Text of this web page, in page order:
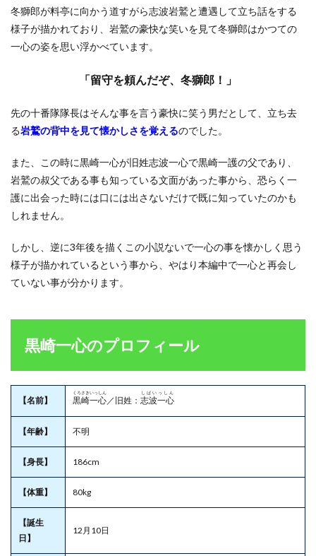
冬獅郎が料亭に向かう道すがら志波岩鷲と遭遇して立ち話をする
様子が描かれており、岩鷲の豪快な笑いを見て冬獅郎はかつての
一心の姿を思い浮かべています。
「留守を頼んだぞ、冬獅郎！」
先の十番隊隊長はそんな事を言う豪快に笑う男だとして、立ち去
る岩鷲の背中を見て懐かしさを覚えるのでした。
また、この時に黒崎一心が旧姓志波一心で黒崎一護の父であり、
岩鷲の叔父である事も知っている文面があった事から、恐らく一
護に出会った時には口には出さないだけで既に知っていたのかも
しれません。
しかし、逆に3年後を描くこの小説ないで一心の事を懐かしく思う
様子が描かれているという事から、やはり本編中で一心と再会し
ていない事が分かります。
黒崎一心のプロフィール
【名前】 黒崎一心
くろさきいっしん
／旧姓： 志波一心
しばいっしん
【年齢】 不明
【身長】 186cm
【体重】 80kg
【誕生
日】
12月10日